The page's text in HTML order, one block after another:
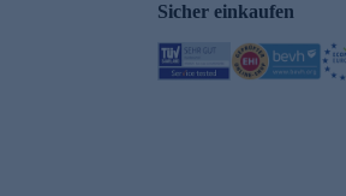
Sicher einkaufen